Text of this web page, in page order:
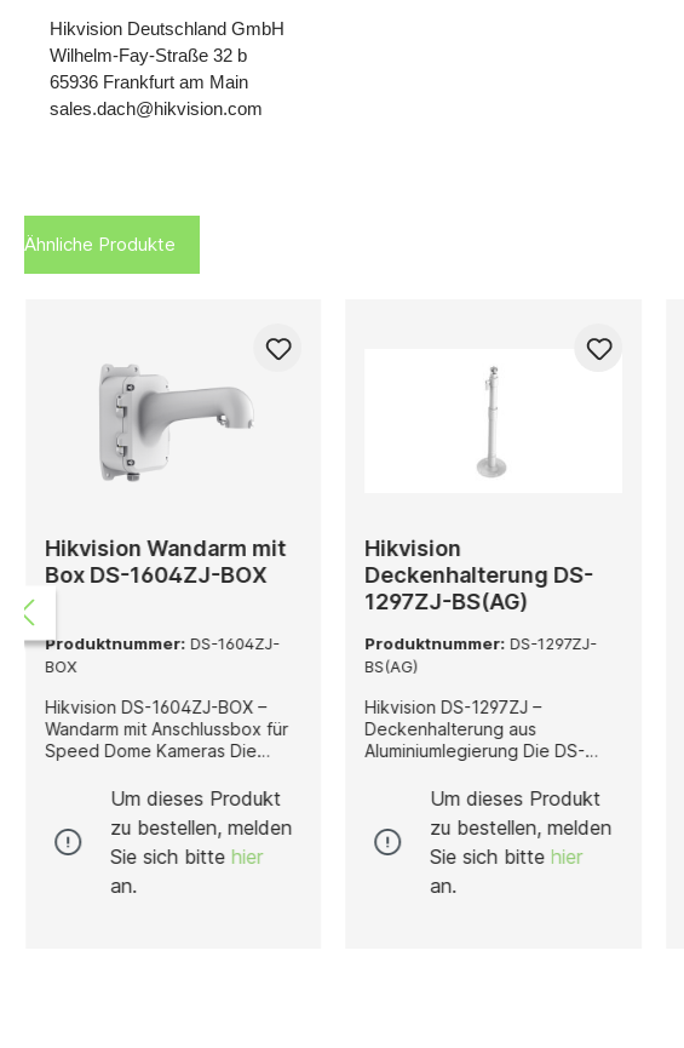
Hikvision Deutschland GmbH
Wilhelm-Fay-Straße 32 b
65936 Frankfurt am Main
sales.dach@hikvision.com
Ähnliche Produkte
Hikvision Wandarm mit
Box DS-1604ZJ-BOX
Produktnummer:DS-1604ZJ-
BOX
Hikvision DS-1604ZJ-BOX –
Wandarm mit Anschlussbox für
Speed Dome Kameras Die
eine besonders robuste und
funktionale Wandarmhalterung
mit integrierter Anschlussbox,
die speziell für die Montage
von Hikvision Speed Dome
Um dieses Produkt
zu bestellen, melden
Sie sich bitte hier
an.
Hikvision
Deckenhalterung DS-
1297ZJ-BS(AG)
Produktnummer: DS-1297ZJ-
BS(AG)
Hikvision DS-1297ZJ –
Deckenhalterung aus
Aluminiumlegierung Die DS-
Deckenhalterung von Hikvision,
die speziell für die sichere und
stabile Montage von
Überwachungskameras an
Decken entwickelt wurde.
Um dieses Produkt
zu bestellen, melden
Sie sich bittehier
an.